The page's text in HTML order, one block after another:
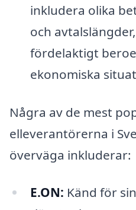
inkludera olika
och
fördelaktigt
ekonomiska
Några av de mest
elleverantörerna i
överväga inkluderar:
E.ON: Känd för